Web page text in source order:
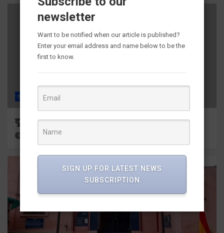
राज्य देहरादून
दून मेडिकल कॉलेज इमरजेंसी में दो गुटों में मारपीट
17 hours ago
newsletter
Want to be notified when our article is published?
Enter your email address and name below to be the
first to know.
SIGN UP FOR LATEST NEWS
SUBSCRIPTION